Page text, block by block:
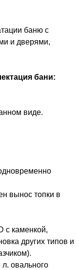
баню с
и дверями,
бани:
виде.
вынос топки в
с каменкой,
других типов и
овального